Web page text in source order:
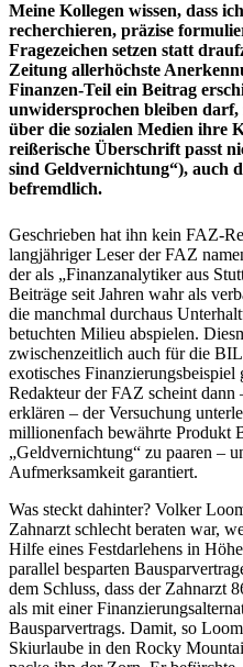
Meine Kollegen wissen, dass
recherchieren, präzise
Fragezeichen setzen statt
Zeitung allerhöchste
Finanzen-Teil ein Beitrag
unwidersprochen bleiben
über die sozialen Medien ihre
reißerische Überschrift passt
sind Geldvernichtung“), auch
befremdlich.
Geschrieben hat ihn kein FAZ-
langjähriger Leser der FAZ
der als „Finanzanalytiker aus
Beiträge seit Jahren wahr als
die manchmal durchaus
betuchten Milieu abspielen.
zwischenzeitlich auch für die
exotisches
Redakteur der FAZ scheint dann
erklären – der Versuchung
millionenfach bewährte Produkt
„Geldvernichtung“ zu paaren –
Aufmerksamkeit garantiert.
Was steckt dahinter? Volker
Zahnarzt schlecht beraten war,
Hilfe eines Festdarlehens in
parallel besparten
dem Schluss, dass der Zahnarzt
als mit einer
Bausparvertrags. Damit, so
Skiurlaube in den Rocky